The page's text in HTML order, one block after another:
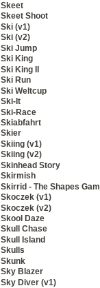
Skeet
Skeet Shoot
Ski (v1)
Ski (v2)
Ski Jump
Ski King
Ski King II
Ski Run
Ski Weltcup
Ski-It
Ski-Race
Skiabfahrt
Skier
Skiing (v1)
Skiing (v2)
Skinhead Story
Skirmish
Skirrid - The Shapes
Skoczek (v1)
Skoczek (v2)
Skool Daze
Skull Chase
Skull Island
Skulls
Skunk
Sky Blazer
Sky Diver (v1)